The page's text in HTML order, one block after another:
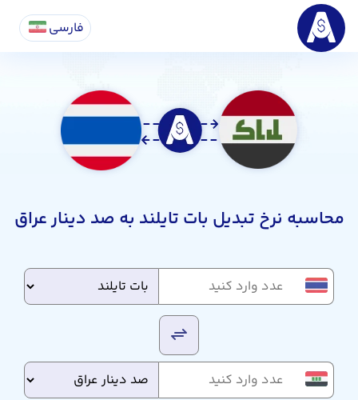
فارسی
محاسبه نرخ تبدیل بات تایلند به صد دینار عراق